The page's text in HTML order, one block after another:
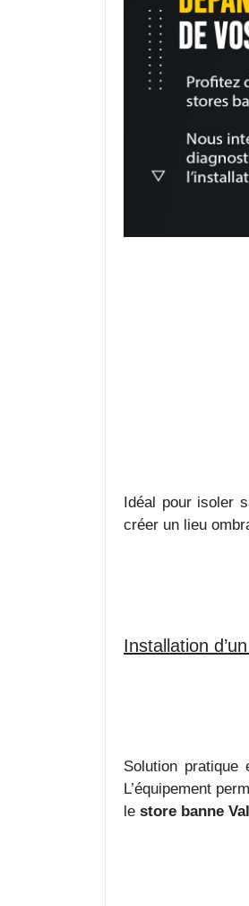
Idéal pour isoler
créer un lieu
Installation
Solution
L’équipement
le store banne